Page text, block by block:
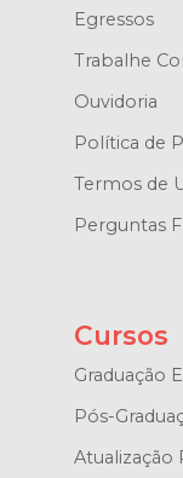
Egressos
Trabalhe
Ouvidoria
Política de
Termos de
Perguntas
Cursos
Graduação
Pós-
Atualização